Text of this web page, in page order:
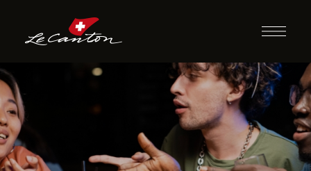
Desafio